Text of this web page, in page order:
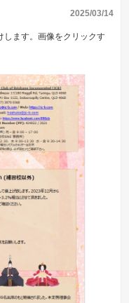
2025/03/14
ます。画像をクリックす